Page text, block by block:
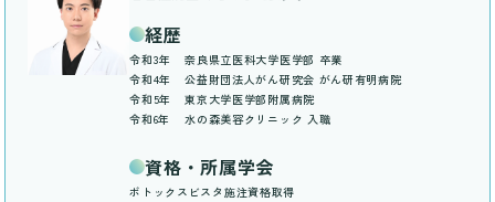
経歴
令和3年
奈良県立医科大学医学部 卒業
令和4年
公益財団法人がん研究会 がん研有明病院
令和5年
東京大学医学部附属病院
令和6年
水の森美容クリニック 入職
資格・所属学会
ボトックスビスタ施注資格取得